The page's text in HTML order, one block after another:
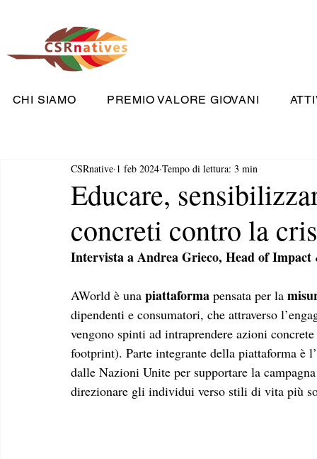
CHI SIAMO PREMIO VALORE GIOVANI
Educare,
concreti contro la
CSRnative 1 feb 2024 Tempo di lettura: 3 min
Intervista a Andrea Grieco, Head of Impact
AWorld è una piattaforma pensata per la
dipendenti e consumatori, che attraverso
vengono spinti ad intraprendere azioni
footprint). Parte integrante della piattaforma è
dalle Nazioni Unite per supportare la
direzionare gli individui verso stili di vita più